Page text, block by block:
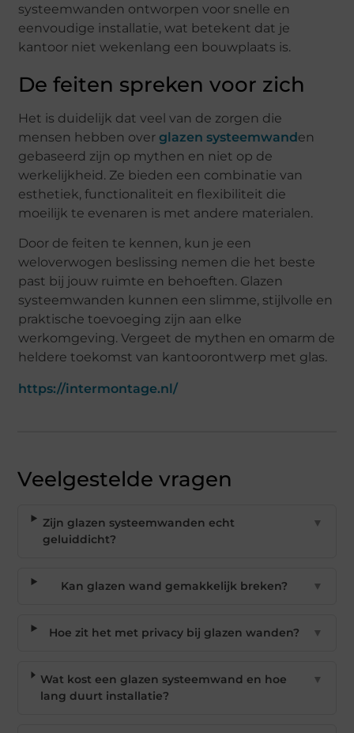
systeemwanden ontworpen voor snelle en
eenvoudige installatie, wat betekent dat je
kantoor niet wekenlang een bouwplaats is.
De feiten spreken voor zich
Het is duidelijk dat veel van de zorgen die
mensen hebben overglazen systeemwanden
gebaseerd zijn op mythen en niet op de
werkelijkheid. Ze bieden een combinatie van
esthetiek, functionaliteit en flexibiliteit die
moeilijk te evenaren is met andere materialen.
Door de feiten te kennen, kun je een
weloverwogen beslissing nemen die het beste
past bij jouw ruimte en behoeften. Glazen
systeemwanden kunnen een slimme, stijlvolle en
praktische toevoeging zijn aan elke
werkomgeving. Vergeet de mythen en omarm de
heldere toekomst van kantoorontwerp met glas.
https://intermontage.nl/
Veelgestelde vragen
Zijn glazen systeemwanden echt
geluiddicht?
▼
Kan glazen wand gemakkelijk breken? ▼
Hoe zit het met privacy bij glazen wanden? ▼
Wat kost een glazen systeemwand en hoe
lang duurt installatie?
▼